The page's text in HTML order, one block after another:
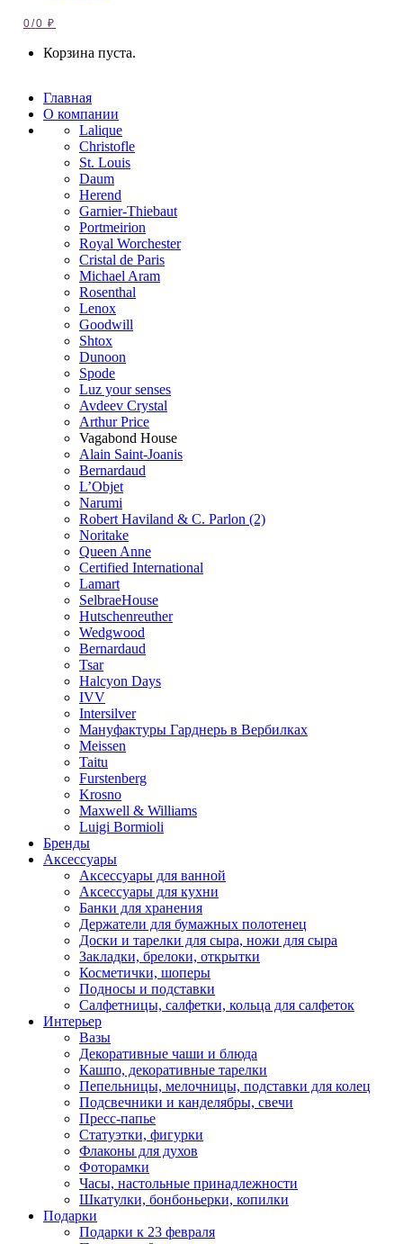
0/0₽
Корзина пуста.
Главная
О компании
Lalique
Christofle
St. Louis
Daum
Herend
Garnier-Thiebaut
Portmeirion
Royal Worchester
Cristal de Paris
Michael Aram
Rosenthal
Lenox
Goodwill
Shtox
Dunoon
Spode
Luz your senses
Avdeev Crystal
Arthur Price
Vagabond House
Alain Saint-Joanis
Bernardaud
L’Objet
Narumi
Robert Haviland & C. Parlon (2)
Noritakе
Queen Anne
Certified International
Lamart
SelbraeHouse
Hutschenreuther
Wedgwood
Bernardaud
Tsar
Halcyon Days
IVV
Intersilver
Мануфактуры Гарднерь в Вербилках
Meissen
Taitu
Furstenberg
Krosno
Maxwell & Williams
Luigi Bormioli
Бренды
Аксессуары
Аксессуары для ванной
Аксессуары для кухни
Банки для хранения
Держатели для бумажных полотенец
Доски и тарелки для сыра, ножи для сыра
Закладки, брелоки, открытки
Косметички, шоперы
Подносы и подставки
Салфетницы, салфетки, кольца для салфеток
Интерьер
Вазы
Декоративные чаши и блюда
Кашпо, декоративные тарелки
Пепельницы, мелочницы, подставки для колец
Подсвечники и канделябры, свечи
Пресс-папье
Статуэтки, фигурки
Флаконы для духов
Фоторамки
Часы, настольные принадлежности
Шкатулки, бонбоньерки, копилки
Подарки
Подарки к 23 февраля